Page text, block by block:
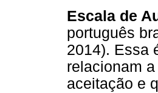
Escala de
português
2014). Essa
relacionam
aceitação e